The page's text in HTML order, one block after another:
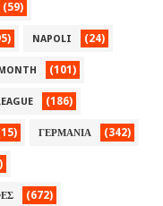
(59)
NAPOLI (24)
(101)
(186)
ΓΕΡΜΑΝΙΑ (342)
(672)